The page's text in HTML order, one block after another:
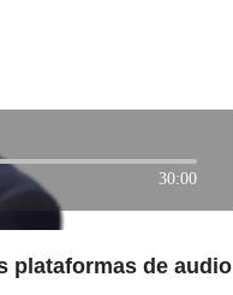
30:00
plataformas de audio